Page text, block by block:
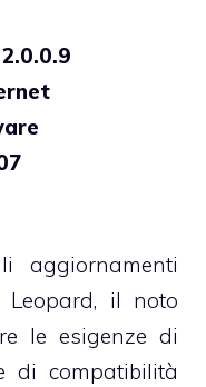
aggiornamenti
Leopard, il noto
le esigenze di
di compatibilità